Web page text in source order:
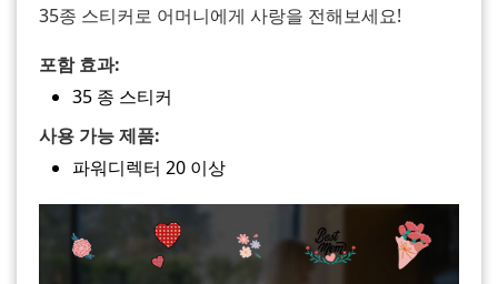
35종 스티커로 어머니에게 사랑을 전해보세요!
포함 효과:
35 종 스티커
사용 가능 제품:
파워디렉터 20 이상